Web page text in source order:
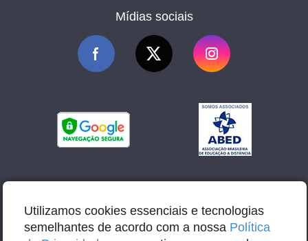
Mídias sociais
Utilizamos cookies essenciais e tecnologias
semelhantes de acordo com a nossa Política